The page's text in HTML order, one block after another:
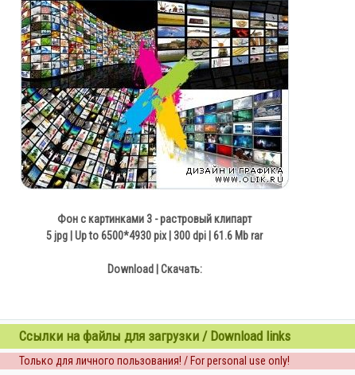
Фон с картинками 3 - растровый клипарт
5 jpg | Up to 6500*4930 pix | 300 dpi | 61.6 Mb rar
Download | Скачать:
Ссылки на файлы для загрузки / Download links
Только для личного пользования! / For personal use only!